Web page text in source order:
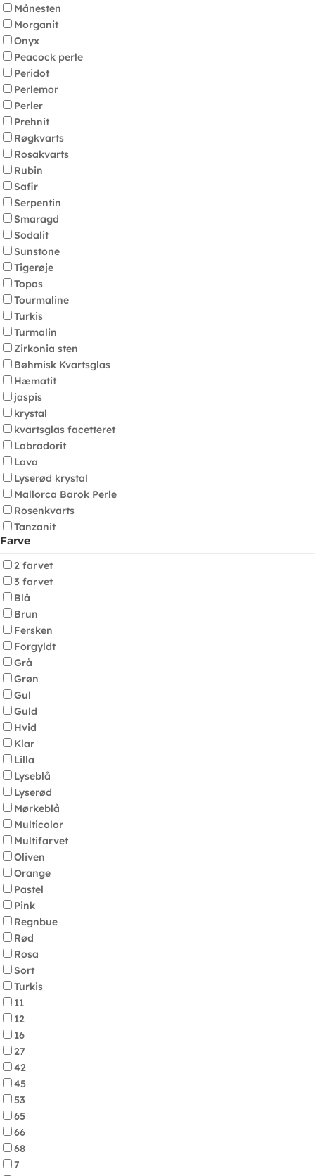
Månesten
Morganit
Onyx
Peacock perle
Peridot
Perlemor
Perler
Prehnit
Røgkvarts
Rosakvarts
Rubin
Safir
Serpentin
Smaragd
Sodalit
Sunstone
Tigerøje
Topas
Tourmaline
Turkis
Turmalin
Zirkonia sten
Bøhmisk Kvartsglas
Hæmatit
jaspis
krystal
kvartsglas facetteret
Labradorit
Lava
Lyserød krystal
Mallorca Barok Perle
Rosenkvarts
Tanzanit
Farve
2 farvet
3 farvet
Blå
Brun
Fersken
Forgyldt
Grå
Grøn
Gul
Guld
Hvid
Klar
Lilla
Lyseblå
Lyserød
Mørkeblå
Multicolor
Multifarvet
Oliven
Orange
Pastel
Pink
Regnbue
Rød
Rosa
Sort
Turkis
11
12
16
27
42
45
53
65
66
68
7